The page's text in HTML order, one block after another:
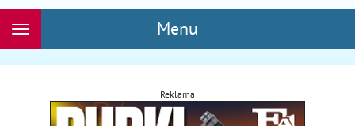
Menu
Rozwiń
Reklama